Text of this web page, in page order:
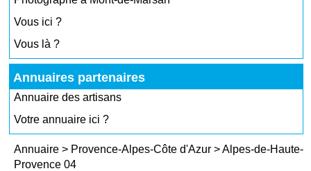
Vous ici ?
Vous là ?
Annuaires partenaires
Annuaire des artisans
Votre annuaire ici ?
Annuaire > Provence-Alpes-Côte d'Azur>Alpes-de-Haute-
Provence 04